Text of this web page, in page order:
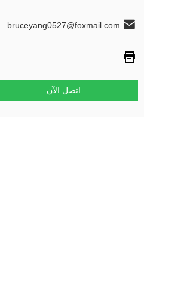
bruceyang0527@foxmail.com
اتصل الآن